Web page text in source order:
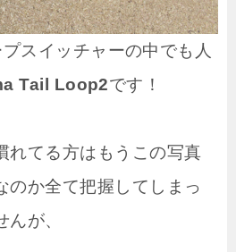
スイッチャーの中でも人
Tail Loop2です！
れてる方はもうこの写真
のか全て把握してしまっ
が、